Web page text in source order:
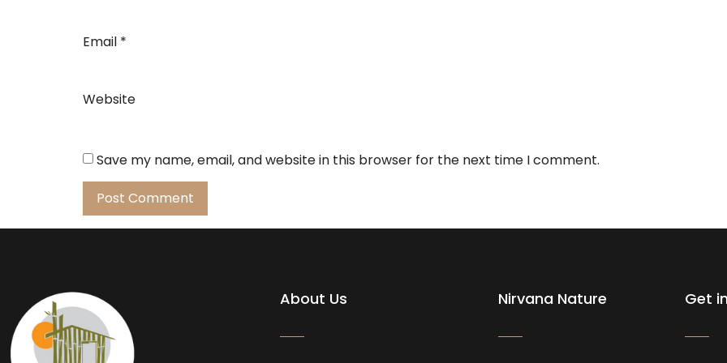
Email *
Website
Save my name, email, and website in this browser for the next time I comment.
About Us Nirvana Nature Get